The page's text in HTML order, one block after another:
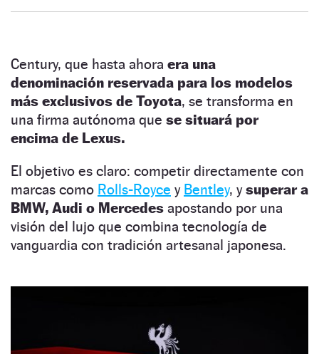
Century, que hasta ahora era una
denominación reservada para los modelos
más exclusivos de Toyota, se transforma en
una firma autónoma que se situará por
encima de Lexus.
El objetivo es claro: competir directamente con
marcas como Rolls-Royce y Bentley, ysuperar a
BMW, Audi o Mercedes apostando por una
visión del lujo que combina tecnología de
vanguardia con tradición artesanal japonesa.